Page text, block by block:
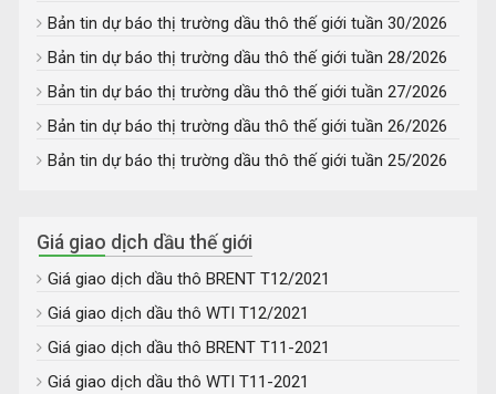
Bản tin dự báo thị trường dầu thô thế giới tuần 30/2026
Bản tin dự báo thị trường dầu thô thế giới tuần 28/2026
Bản tin dự báo thị trường dầu thô thế giới tuần 27/2026
Bản tin dự báo thị trường dầu thô thế giới tuần 26/2026
Bản tin dự báo thị trường dầu thô thế giới tuần 25/2026
Giá giao dịch dầu thế giới
Giá giao dịch dầu thô BRENT T12/2021
Giá giao dịch dầu thô WTI T12/2021
Giá giao dịch dầu thô BRENT T11-2021
Giá giao dịch dầu thô WTI T11-2021